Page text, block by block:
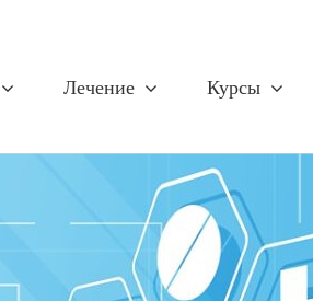
Лечение Курсы